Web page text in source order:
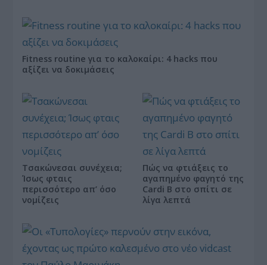
Fitness routine για το καλοκαίρι: 4 hacks που
αξίζει να δοκιμάσεις
Τσακώνεσαι συνέχεια;
Ίσως φταις
περισσότερο απ’ όσο
νομίζεις
Πώς να φτιάξεις το
αγαπημένο φαγητό της
Cardi B στο σπίτι σε
λίγα λεπτά